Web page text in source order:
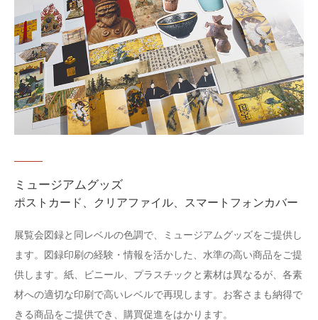
ミュージアムグッズ
ポストカード、クリアファイル、スマートフォンカバー
展覧会図録と同レベルの色調で、ミュージアムグッズをご提供し
ます。図録印刷の経験・情報を活かした、水準の高い商品をご提
供します。紙、ビニール、プラスチックと素材は異なるが、各素
材への適切な印刷で高いレベルで再現します。お客さまも納得で
きる商品をご提供でき、購買促進をはかります。